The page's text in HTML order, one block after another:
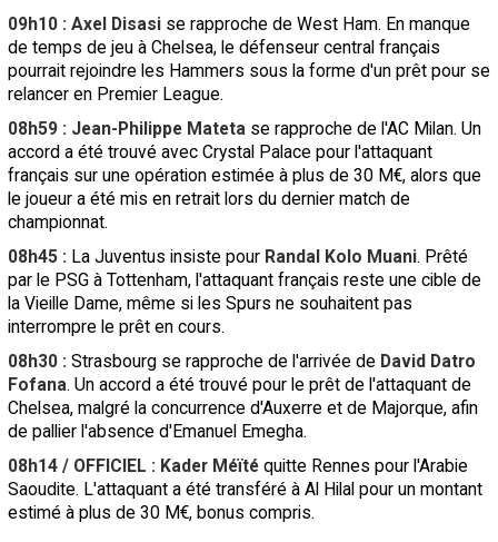
09h10 : Axel Disasi se rapproche de West Ham. En manque
de temps de jeu à Chelsea, le défenseur central français
pourrait rejoindre les Hammers sous la forme d'un prêt pour se
relancer en Premier League.
08h59 : Jean-Philippe Mateta se rapproche de l'AC Milan. Un
accord a été trouvé avec Crystal Palace pour l'attaquant
français sur une opération estimée à plus de 30 M€, alors que
le joueur a été mis en retrait lors du dernier match de
championnat.
08h45 : La Juventus insiste pour Randal Kolo Muani. Prêté
par le PSG à Tottenham, l'attaquant français reste une cible de
la Vieille Dame, même si les Spurs ne souhaitent pas
interrompre le prêt en cours.
08h30 : Strasbourg se rapproche de l'arrivée de David Datro
Fofana. Un accord a été trouvé pour le prêt de l'attaquant de
Chelsea, malgré la concurrence d'Auxerre et de Majorque, afin
de pallier l'absence d'Emanuel Emegha.
08h14 / OFFICIEL : Kader Méïté quitte Rennes pour l'Arabie
Saoudite. L'attaquant a été transféré à Al Hilal pour un montant
estimé à plus de 30 M€, bonus compris.